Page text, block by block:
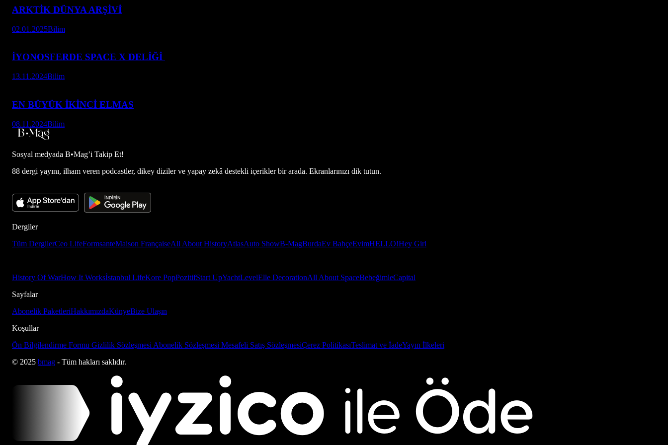
ARKTİK DÜNYA ARŞİVİ
02.01.2025Bilim
İYONOSFERDE SPACE X DELİĞİ
13.11.2024Bilim
EN BÜYÜK İKİNCİ ELMAS
08.11.2024Bilim
Sosyal medyada B•Mag’i Takip Et!
88 dergi yayını, ilham veren podcastler, dikey diziler ve yapay zekâ destekli içerikler bir arada. Ekranlarınızı dik tutun.
Dergiler
Tüm DergilerCeo LifeFormsanteMaison FrançaiseAll About HistoryAtlasAuto ShowB-MagBurdaEv BahçeEvimHELLO!Hey Girl
History Of WarHow It Worksİstanbul LifeKore PopPozitifStart UpYachtLevelElle DecorationAll About SpaceBebeğimleCapital
Sayfalar
Abonelik PaketleriHakkımızdaKünyeBize Ulaşın
Koşullar
Ön Bilgilendirme Formu Gizlilik Sözleşmesi Abonelik Sözleşmesi Mesafeli Satış SözleşmesiÇerez PolitikasıTeslimat ve İadeYayın İlkeleri
© 2025 bmag - Tüm hakları saklıdır.